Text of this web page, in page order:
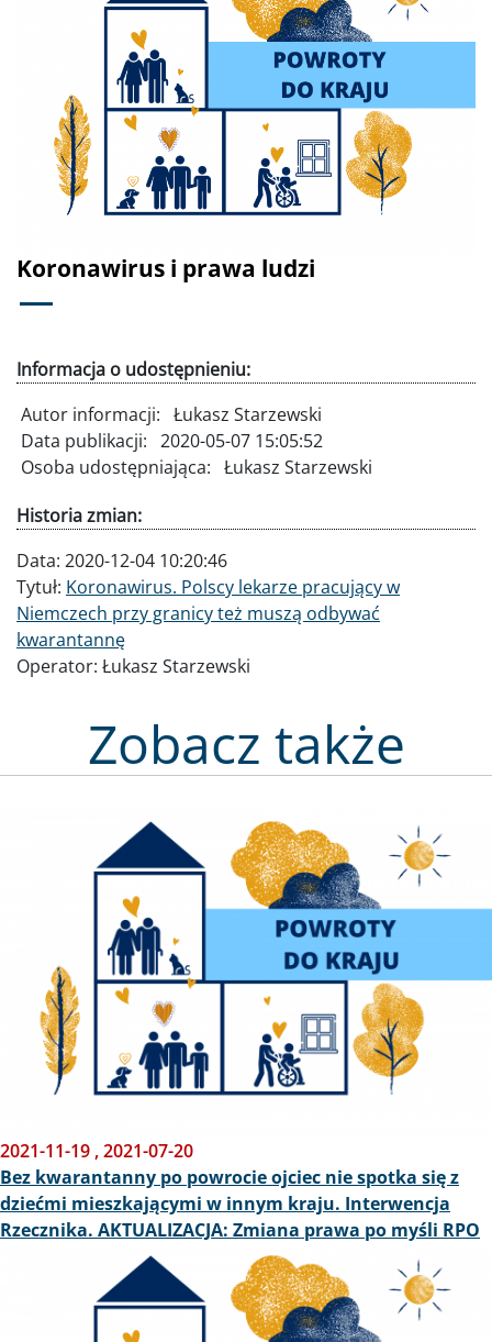
Koronawirus i prawa ludzi
Poprzednie
Informacja o udostępnieniu:
Autor informacji: Łukasz Starzewski
Data publikacji: 2020-05-07 15:05:52
Osoba udostępniająca: Łukasz Starzewski
Historia zmian:
Data: 2020-12-04 10:20:46
Tytuł: Koronawirus. Polscy lekarze pracujący w
Niemczech przy granicy też muszą odbywać
kwarantannę
Operator: Łukasz Starzewski
Zobacz także
2021-11-19 ,2021-07-20
Bez kwarantanny po powrocie ojciec nie spotka się z
dziećmi mieszkającymi w innym kraju. Interwencja
Rzecznika. AKTUALIZACJA: Zmiana prawa po myśli RPO